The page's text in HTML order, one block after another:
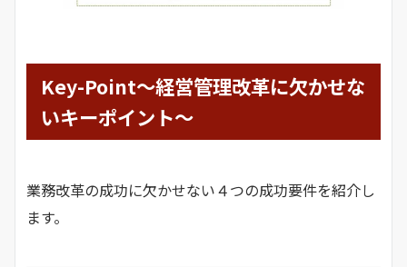
Key-Point～経営管理改革に欠かせな
いキーポイント～
業務改革の成功に欠かせない４つの成功要件を紹介し
ます。